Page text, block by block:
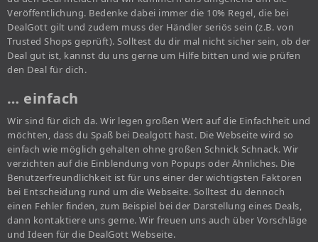
Veröffentlichung. Bedenke dabei immer die 10% Regel, die bei
DealGott gilt und zudem muss der Händler seriös sein (z.B. von
Trusted Shops geprüft). Solltest du dir mal nicht sicher sein, ob der
Deal gut ist, kannst du uns gerne um Hilfe bitten und wie prüfen
den Deal für dich.
… einfach
Wir sind für dich da. Wir legen großen Wert auf die Einfachheit und
möchten, dass du Spaß bei Dealgott hast. Die Webseite wird so
einfach wie möglich gehalten ohne großen Schnick Schnack. Wir
verzichten auf die Einblendung von Popups oder Ähnliches. Die
Benutzerfreundlichkeit ist für uns einer der wichtigsten Faktoren
bei Entscheidung rund um die Webseite. Solltest du dennoch
einen Fehler finden, zum Beispiel bei der Darstellung eines Deals,
dann kontaktiere uns gerne. Wir freuen uns auch über Vorschläge
und Ideen für die DealGott Webseite.